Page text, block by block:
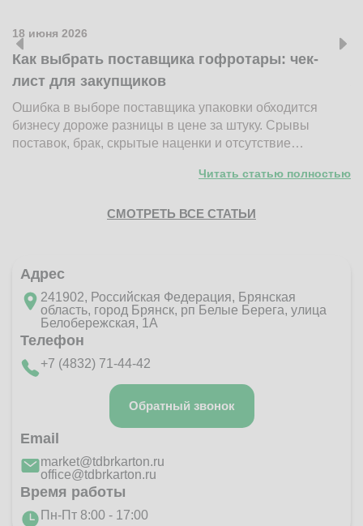
18 июня 2026
Как выбрать поставщика гофротары: чек-
лист для закупщиков
Ошибка в выборе поставщика упаковки обходится
бизнесу дороже разницы в цене за штуку. Срывы
поставок, брак, скрытые наценки и отсутствие…
Читать статью полностью
СМОТРЕТЬ ВСЕ СТАТЬИ
Адрес
241902, Российская Федерация, Брянская
область, город Брянск, рп Белые Берега, улица
Белобережская, 1А
Телефон
+7 (4832) 71-44-42
Обратный звонок
Email
market@tdbrkarton.ru
office@tdbrkarton.ru
Время работы
Пн-Пт 8:00 - 17:00